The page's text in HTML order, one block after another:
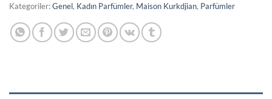
Kategoriler:Genel, Kadın Parfümler, Maison Kurkdjian, Parfümler